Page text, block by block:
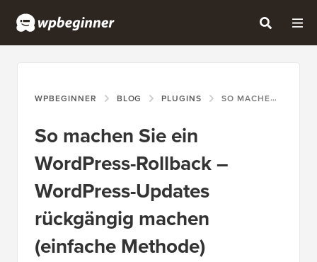
WPBEGINNER BLOG PLUGINS SO MACHEN SIE EIN WORDPRESS-ROLLBACK – WORDPRESS-UPDATES RÜCKGÄNGIG MACHEN (EINFACHE METHODE)
So machen Sie ein
WordPress-Rollback –
WordPress-Updates
rückgängig machen
(einfache Methode)